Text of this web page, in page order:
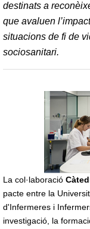
destinats a
que avaluen
situacions de fi de
sociosanitari.
La col·laboració
pacte entre la
d'Infermeres i
investigació, la